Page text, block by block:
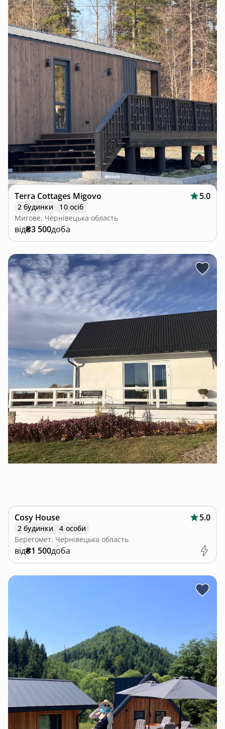
Terra Cottages Migovo 5.0
2 будинки
10 осіб
Мигове, Чернівецька область
від₴3 500доба
Cosy House 5.0
2 будинки
4 особи
Берегомет, Чернівецька область
від₴1 500доба